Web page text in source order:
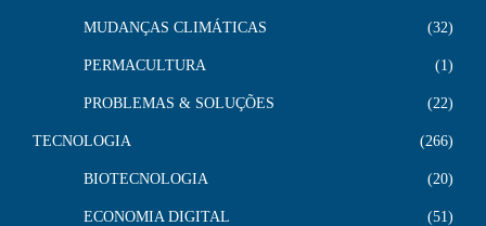
MUDANÇAS CLIMÁTICAS 32
PERMACULTURA 1
PROBLEMAS & SOLUÇÕES 22
TECNOLOGIA 266
BIOTECNOLOGIA 20
ECONOMIA DIGITAL 51